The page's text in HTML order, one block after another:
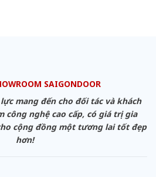
SAIGONDOOR
lực mang đến cho đối tác và khách
công nghệ cao cấp, có giá trị gia
cộng đồng một tương lai tốt đẹp
hơn!